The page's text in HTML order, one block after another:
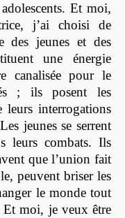
Et moi,
j’ai choisi de
des jeunes et des
une énergie
canalisée pour le
; ils posent les
leurs interrogations
jeunes se serrent
leurs combats. Ils
que l’union fait
peuvent briser les
le monde tout
Et moi, je veux être